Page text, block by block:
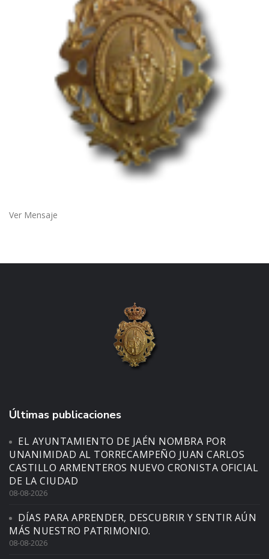
Ver Mensaje
Últimas publicaciones
EL AYUNTAMIENTO DE JAÉN NOMBRA POR
UNANIMIDAD AL TORRECAMPEÑO JUAN CARLOS
CASTILLO ARMENTEROS NUEVO CRONISTA OFICIAL
DE LA CIUDAD
08-08-2026
DÍAS PARA APRENDER, DESCUBRIR Y SENTIR AÚN
MÁS NUESTRO PATRIMONIO.
08-08-2026